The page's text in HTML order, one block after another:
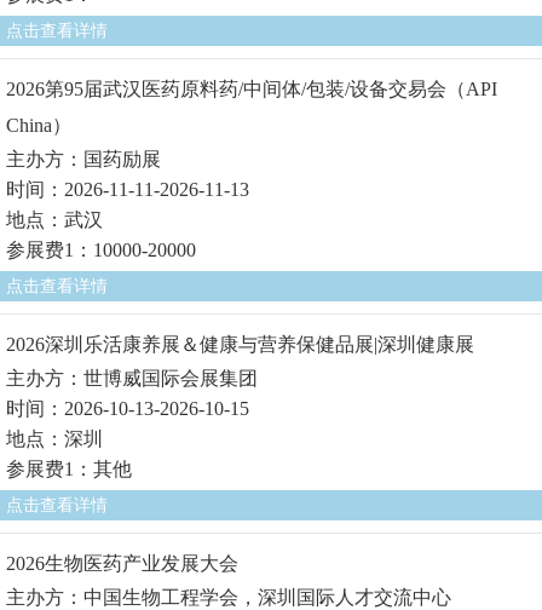
点击查看详情
2026第95届武汉医药原料药/中间体/包装/设备交易会（API
China）
主办方：国药励展
时间：2026-11-11-2026-11-13
地点：武汉
参展费1：10000-20000
点击查看详情
2026深圳乐活康养展＆健康与营养保健品展|深圳健康展
主办方：世博威国际会展集团
时间：2026-10-13-2026-10-15
地点：深圳
参展费1：其他
点击查看详情
2026生物医药产业发展大会
主办方：中国生物工程学会，深圳国际人才交流中心